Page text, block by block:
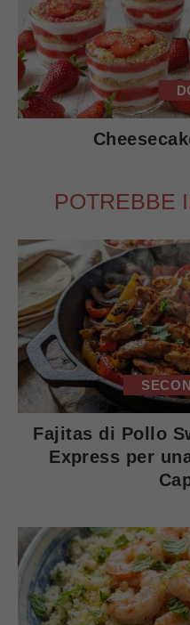
POTREBBE
Fajitas di Pollo
Express per